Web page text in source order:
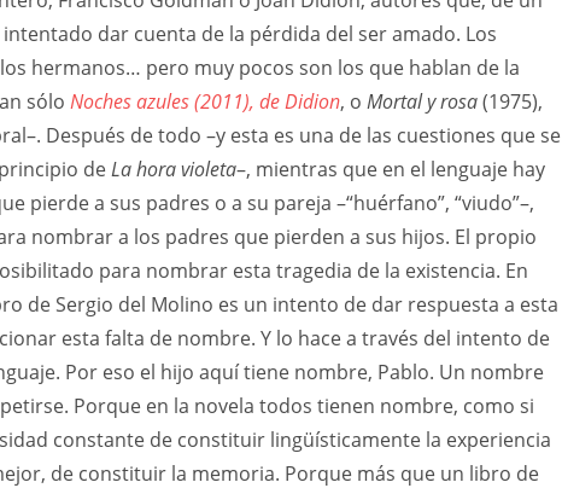
dar cuenta de la pérdida del ser amado. Los
hermanos… pero muy pocos son los que hablan de la
sólo Noches azules (2011), de Didion, o Mortal y rosa(1975),
Después de todo –y esta es una de las cuestiones que se
deLa hora violeta–, mientras que en el lenguaje hay
pierde a sus padres o a su pareja –“huérfano”, “viudo”–,
nombrar a los padres que pierden a sus hijos. El propio
para nombrar esta tragedia de la existencia. En
de Sergio del Molino es un intento de dar respuesta a esta
esta falta de nombre. Y lo hace a través del intento de
Por eso el hijo aquí tiene nombre, Pablo. Un nombre
Porque en la novela todos tienen nombre, como si
constante de constituir lingüísticamente la experiencia
de constituir la memoria. Porque más que un libro de